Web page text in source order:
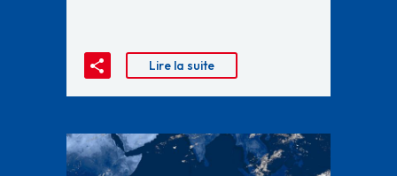
Lire la suite